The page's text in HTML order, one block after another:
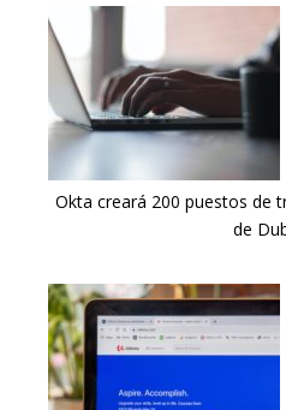
Okta creará 200 puestos de
de